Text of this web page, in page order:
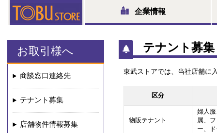
企業情報
お取引様へ
商談窓口連絡先
テナント募集
店舗物件情報募集
テナント募集
東武ストアでは、当社店舗に
区分
物販テナント
婦人
属、
ー、